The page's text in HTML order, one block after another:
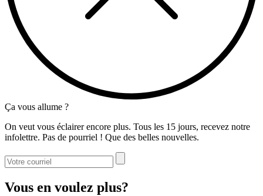
Ça vous allume ?
On veut vous éclairer encore plus. Tous les 15 jours, recevez notre
infolettre. Pas de pourriel ! Que des belles nouvelles.
Vous en voulez plus?